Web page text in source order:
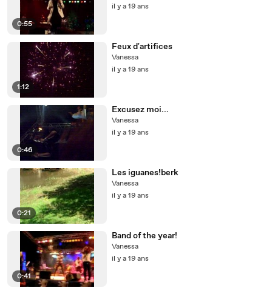
0:55
il y a 19 ans
1:12
Feux d'artifices
Vanessa
il y a 19 ans
0:46
Excusez moi...
Vanessa
il y a 19 ans
0:21
Les iguanes!berk
Vanessa
il y a 19 ans
0:41
Band of the year!
Vanessa
il y a 19 ans